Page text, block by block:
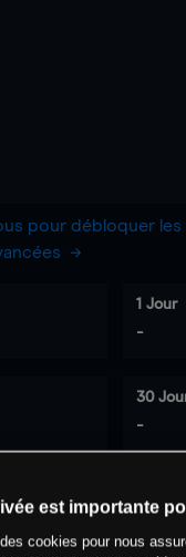
pour débloquer
1 Jour
-
30
-
ont une
est importante
cookies pour nous